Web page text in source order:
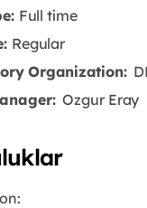
Full time
Regular
Organization:
Ozgur Eray